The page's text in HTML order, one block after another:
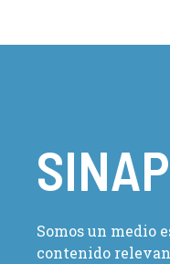
Somos un medio
contenido